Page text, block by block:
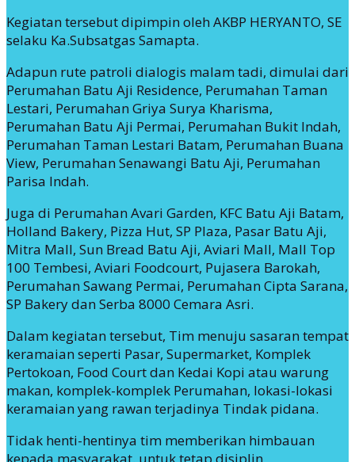
Kegiatan tersebut dipimpin oleh AKBP HERYANTO, SE
selaku Ka.Subsatgas Samapta.
Adapun rute patroli dialogis malam tadi, dimulai dari
Perumahan Batu Aji Residence, Perumahan Taman
Lestari, Perumahan Griya Surya Kharisma,
Perumahan Batu Aji Permai, Perumahan Bukit Indah,
Perumahan Taman Lestari Batam, Perumahan Buana
View, Perumahan Senawangi Batu Aji, Perumahan
Parisa Indah.
Juga di Perumahan Avari Garden, KFC Batu Aji Batam,
Holland Bakery, Pizza Hut, SP Plaza, Pasar Batu Aji,
Mitra Mall, Sun Bread Batu Aji, Aviari Mall, Mall Top
100 Tembesi, Aviari Foodcourt, Pujasera Barokah,
Perumahan Sawang Permai, Perumahan Cipta Sarana,
SP Bakery dan Serba 8000 Cemara Asri.
Dalam kegiatan tersebut, Tim menuju sasaran tempat
keramaian seperti Pasar, Supermarket, Komplek
Pertokoan, Food Court dan Kedai Kopi atau warung
makan, komplek-komplek Perumahan, lokasi-lokasi
keramaian yang rawan terjadinya Tindak pidana.
Tidak henti-hentinya tim memberikan himbauan
kepada masyarakat, untuk tetap disiplin